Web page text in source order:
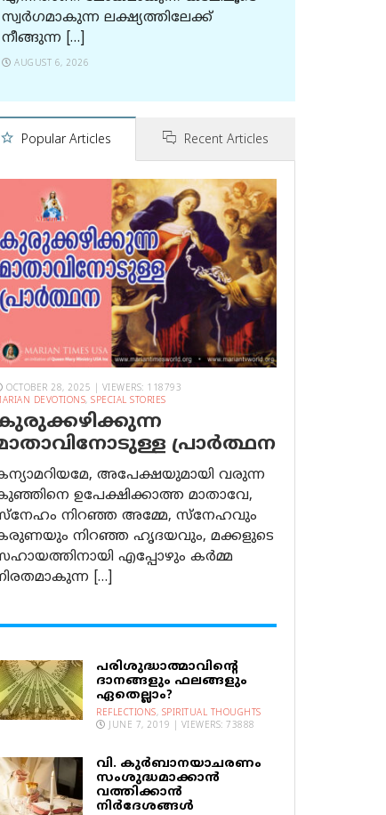
സ്വർഗമാകുന്ന ലക്ഷ്യത്തിലേക്ക്
നീങ്ങുന്ന […]
AUGUST 6, 2026
Popular Articles Recent Articles
OCTOBER 28, 2025 | VIEWERS: 118793
DEVOTIONS, SPECIAL STORIES
പ്രാര്‍ത്ഥന
അപേക്ഷയുമായി വരുന്ന
ഉപേക്ഷിക്കാത്ത മാതാവേ,
നിറഞ്ഞ അമ്മേ, സ്നേഹവും
നിറഞ്ഞ ഹൃദയവും, മക്കളുടെ
എപ്പോഴും കർമ്മ
[…]
പരിശുദ്ധാത്മാവിന്റെ
ദാനങ്ങളും ഫലങ്ങളും
ഏതെല്ലാം?
REFLECTIONS, SPIRITUAL THOUGHTS
JUNE 7, 2019 | VIEWERS: 73888
വി. കുര്‍ബാനയാചരണം
സംശുദ്ധമാക്കാന്‍
വത്തിക്കാന്‍
നിര്‍ദേശങ്ങള്‍